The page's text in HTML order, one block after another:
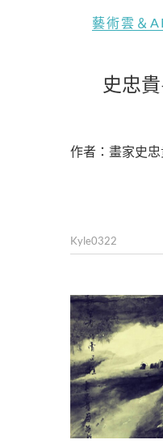
藝術雲＆
史忠
作者：畫家史
Kyle0322